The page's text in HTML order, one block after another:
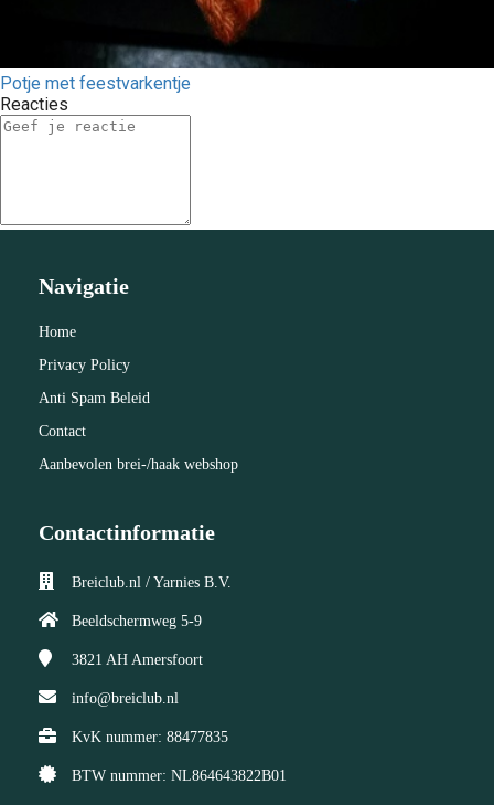
Potje met feestvarkentje
Reacties
Navigatie
Home
Privacy Policy
Anti Spam Beleid
Contact
Aanbevolen brei-/haak webshop
Contactinformatie
Breiclub.nl / Yarnies B.V.
Beeldschermweg 5-9
3821 AH Amersfoort
info@breiclub.nl
KvK nummer: 88477835
BTW nummer: NL864643822B01